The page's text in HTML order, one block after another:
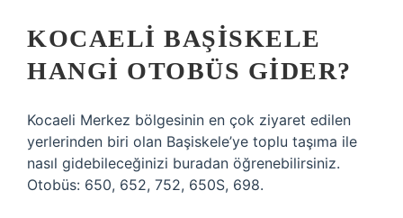
KOCAELI BAŞISKELE
HANGI OTOBÜS GIDER?
Kocaeli Merkez bölgesinin en çok ziyaret edilen
yerlerinden biri olan Başiskele’ye toplu taşıma ile
nasıl gidebileceğinizi buradan öğrenebilirsiniz.
Otobüs: 650, 652, 752, 650S, 698.